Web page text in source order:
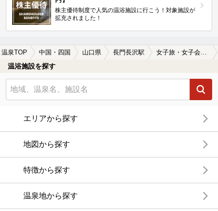
株主優待制度で人気の温浴施設に行こう！対象施設が
拡充されました！
温泉TOP 中国・四国 山口県 長門長沢駅 女子旅・女子会におすすめの長門長沢駅近くの温泉、日帰り温泉、スーパー銭湯おすすめ
温浴施設を探す
エリアから探す
地図から探す
特徴から探す
温泉地から探す